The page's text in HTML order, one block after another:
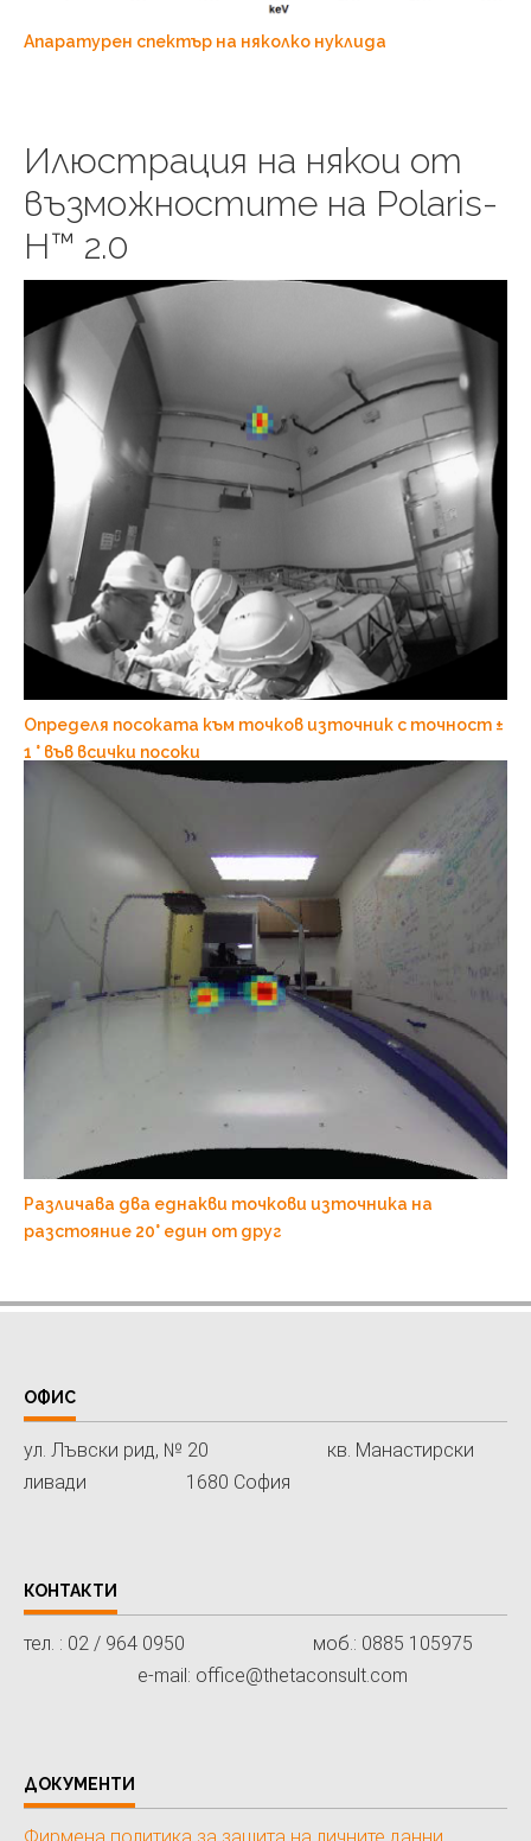
Апаратурен спектър на няколко нуклида
Илюстрация на някои от
възможностите на Polaris-
H™ 2.0
Определя посоката към точков източник с точност ±
1 ° във всички посоки
Различава два еднакви точкови източника на
разстояние 20° един от друг
ОФИС
ул. Лъвски рид, № 20 кв. Манастирски
ливади 1680 София
КОНТАКТИ
тел. : 02 / 964 0950 моб.: 0885 105975
e-mail: office@thetaconsult.com
ДОКУМЕНТИ